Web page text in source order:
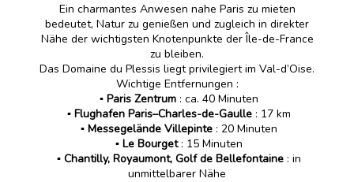
Ein charmantes Anwesen nahe Paris zu mieten
bedeutet, Natur zu genießen und zugleich in direkter
Nähe der wichtigsten Knotenpunkte der Île-de-France
zu bleiben.
Das Domaine du Plessis liegt privilegiert im Val-d’Oise.
Wichtige Entfernungen :
▪️Paris Zentrum: ca. 40 Minuten
▪️ Flughafen Paris–Charles-de-Gaulle: 17 km
▪️ Messegelände Villepinte: 20 Minuten
▪️Le Bourget: 15 Minuten
▪️ Chantilly, Royaumont, Golf de Bellefontaine: in
unmittelbarer Nähe